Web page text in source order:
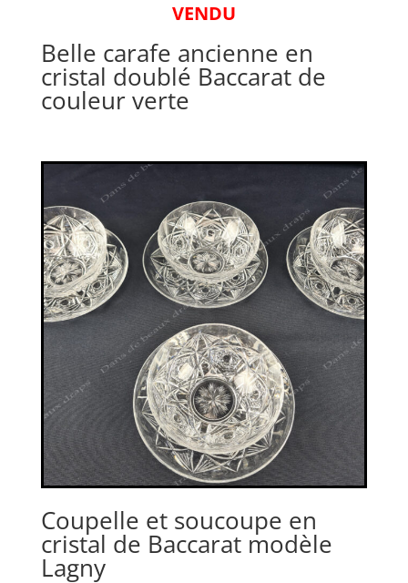
VENDU
Belle carafe ancienne en
cristal doublé Baccarat de
couleur verte
Coupelle et soucoupe en
cristal de Baccarat modèle
Lagny